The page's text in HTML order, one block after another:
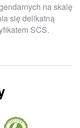
na skalę
się delikatną
SCS.